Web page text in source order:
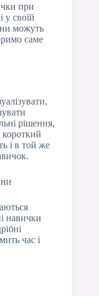
при
у своїй
можуть
саме
рішення,
короткий
і в той же
навички
час і